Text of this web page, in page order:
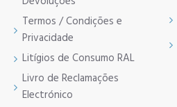
Termos / Condições e
Privacidade
Litígios de Consumo RAL
Livro de Reclamações
Electrónico